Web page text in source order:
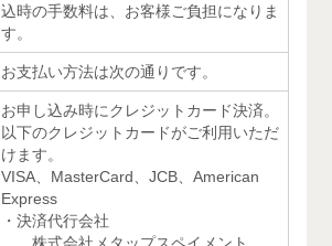
込時の手数料は、お客様ご負担になりま
す。
お支払い方法は次の通りです。
お申し込み時にクレジットカード決済。
以下のクレジットカードがご利用いただ
けます。
VISA、MasterCard、JCB、American
Express
・決済代行会社